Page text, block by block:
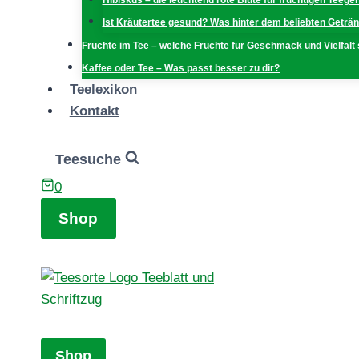
Ist Kräutertee gesund? Was hinter dem beliebten
Früchte im Tee – welche Früchte für Geschmack und Vielfalt
Kaffee oder Tee – Was passt besser zu dir?
Teelexikon
Kontakt
Teesuche
0
Shop
Shop